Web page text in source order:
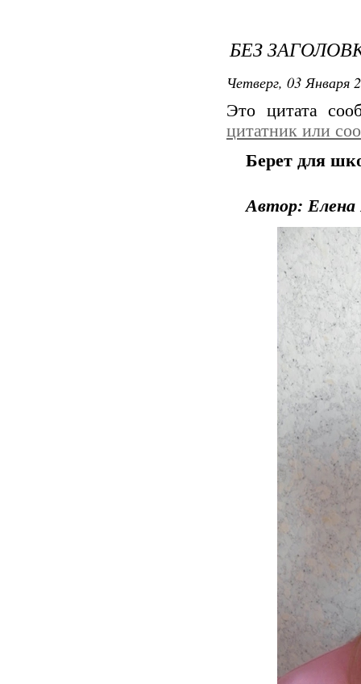
БЕЗ
Четверг, 03 Января
Это цитата
цитатник или
Берет для
Автор: Елена